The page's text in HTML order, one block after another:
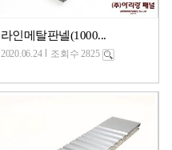
라인메탈판넬(1000...
2020.06.24 조회수 2825